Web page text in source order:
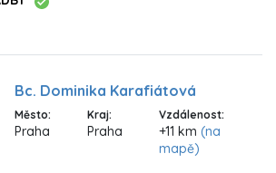
Bc. Dominika Karafiátová
Město:
Praha
Kraj:
Praha
Vzdálenost:
+11 km (na
mapě)